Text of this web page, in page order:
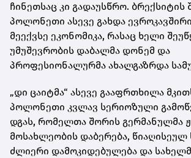
ჩინეთსაც კი გადაუსწრო. ბრექსიტის
პოლონეთი ასევე გახდა
მეექვსე ეკონომიკა, რასაც ხელი
უმუშევრობის დაბალმა დონემ და
პროფესიონალურმა ახალგაზრდა
„დი ცაიტმა“ ასევე გააფრთხილა
პოლონეთი კვლავ სერიოზული
დგას, რომელთა შორის გერმანულმა
მოსახლეობის დაბერება, წიაღისეულ
ძლიერი დამოკიდებულება და